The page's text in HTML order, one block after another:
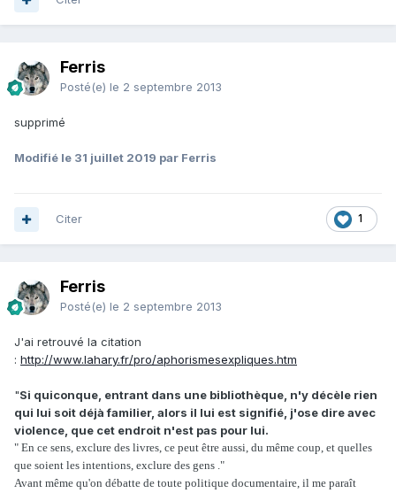
Ferris
Posté(e) le 2 septembre 2013
supprimé
Modifié le 31 juillet 2019 par Ferris
1
Citer
Ferris
Posté(e) le 2 septembre 2013
J'ai retrouvé la citation
: http://www.lahary.fr/pro/aphorismesexpliques.htm
"Si quiconque, entrant dans une bibliothèque, n'y décèle rien
qui lui soit déjà familier, alors il lui est signifié, j'ose dire avec
violence, que cet endroit n'est pas pour lui.
" En ce sens, exclure des livres, ce peut être aussi, du même coup, et quelles
que soient les intentions, exclure des gens ."
Avant même qu'on débatte de toute politique documentaire, il me paraît